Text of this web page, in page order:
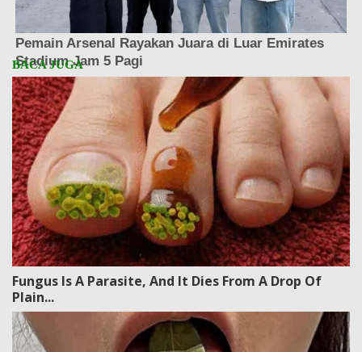
Fungus Is A Parasite, And It Dies From A Drop Of
Plain...